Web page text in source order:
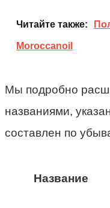
Читайте также:
Moroccanoil
Мы подробно
названиями,
составлен по
Название